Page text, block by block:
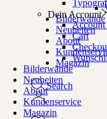
Bilderwände
Neuheiten
About
Magazin
Search
Dein Account
Account
Cart
Bilderwände
Neuheiten
About
Kundenservice
Magazin